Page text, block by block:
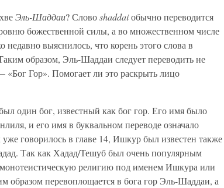
Эль-Шаддаи? Словоshaddaiобычно переводится
божественной силы, а во множественном числе
выяснилось, что корень этого слова в
образом, Эль-Шаддаи следует переводить не
Гор». Помогает ли это раскрыть лицо
один бог, известный как бог гор. Его имя было
и его имя в буквальном переводе означало
говорилось в главе 14, Ишкур был известен также
Так как Хадад/Тешуб был очень популярным
религию под именем Ишкура или
образом перевоплощается в бога гор Эль-Шаддаи, а